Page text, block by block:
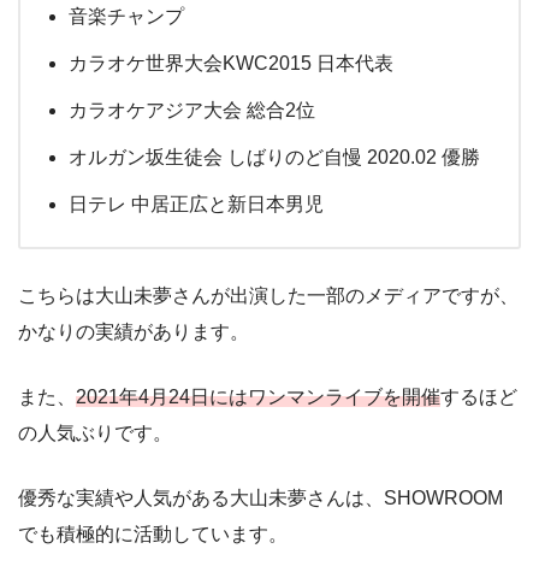
音楽チャンプ
カラオケ世界大会KWC2015 日本代表
カラオケアジア大会 総合2位
オルガン坂生徒会 しばりのど自慢 2020.02 優勝
日テレ 中居正広と新日本男児
こちらは大山未夢さんが出演した一部のメディアですが、
かなりの実績があります。
また、 2021年4月24日にはワンマンライブを開催するほど
の人気ぶりです。
優秀な実績や人気がある大山未夢さんは、SHOWROOM
でも積極的に活動しています。